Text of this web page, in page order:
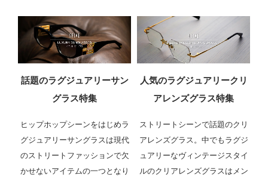
話題のラグジュアリーサン
グラス特集
ヒップホップシーンをはじめラ
グジュアリーサングラスは現代
のストリートファッションで欠
かせないアイテムの一つとなり
人気のラグジュアリークリ
アレンズグラス特集
ストリートシーンで話題のクリ
アレンズグラス。中でもラグジ
ュアリーなヴィンテージスタイ
ルのクリアレンズグラスはメン